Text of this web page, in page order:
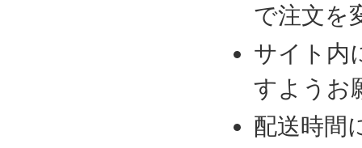
で注文を
サイト内
すようお
配送時間